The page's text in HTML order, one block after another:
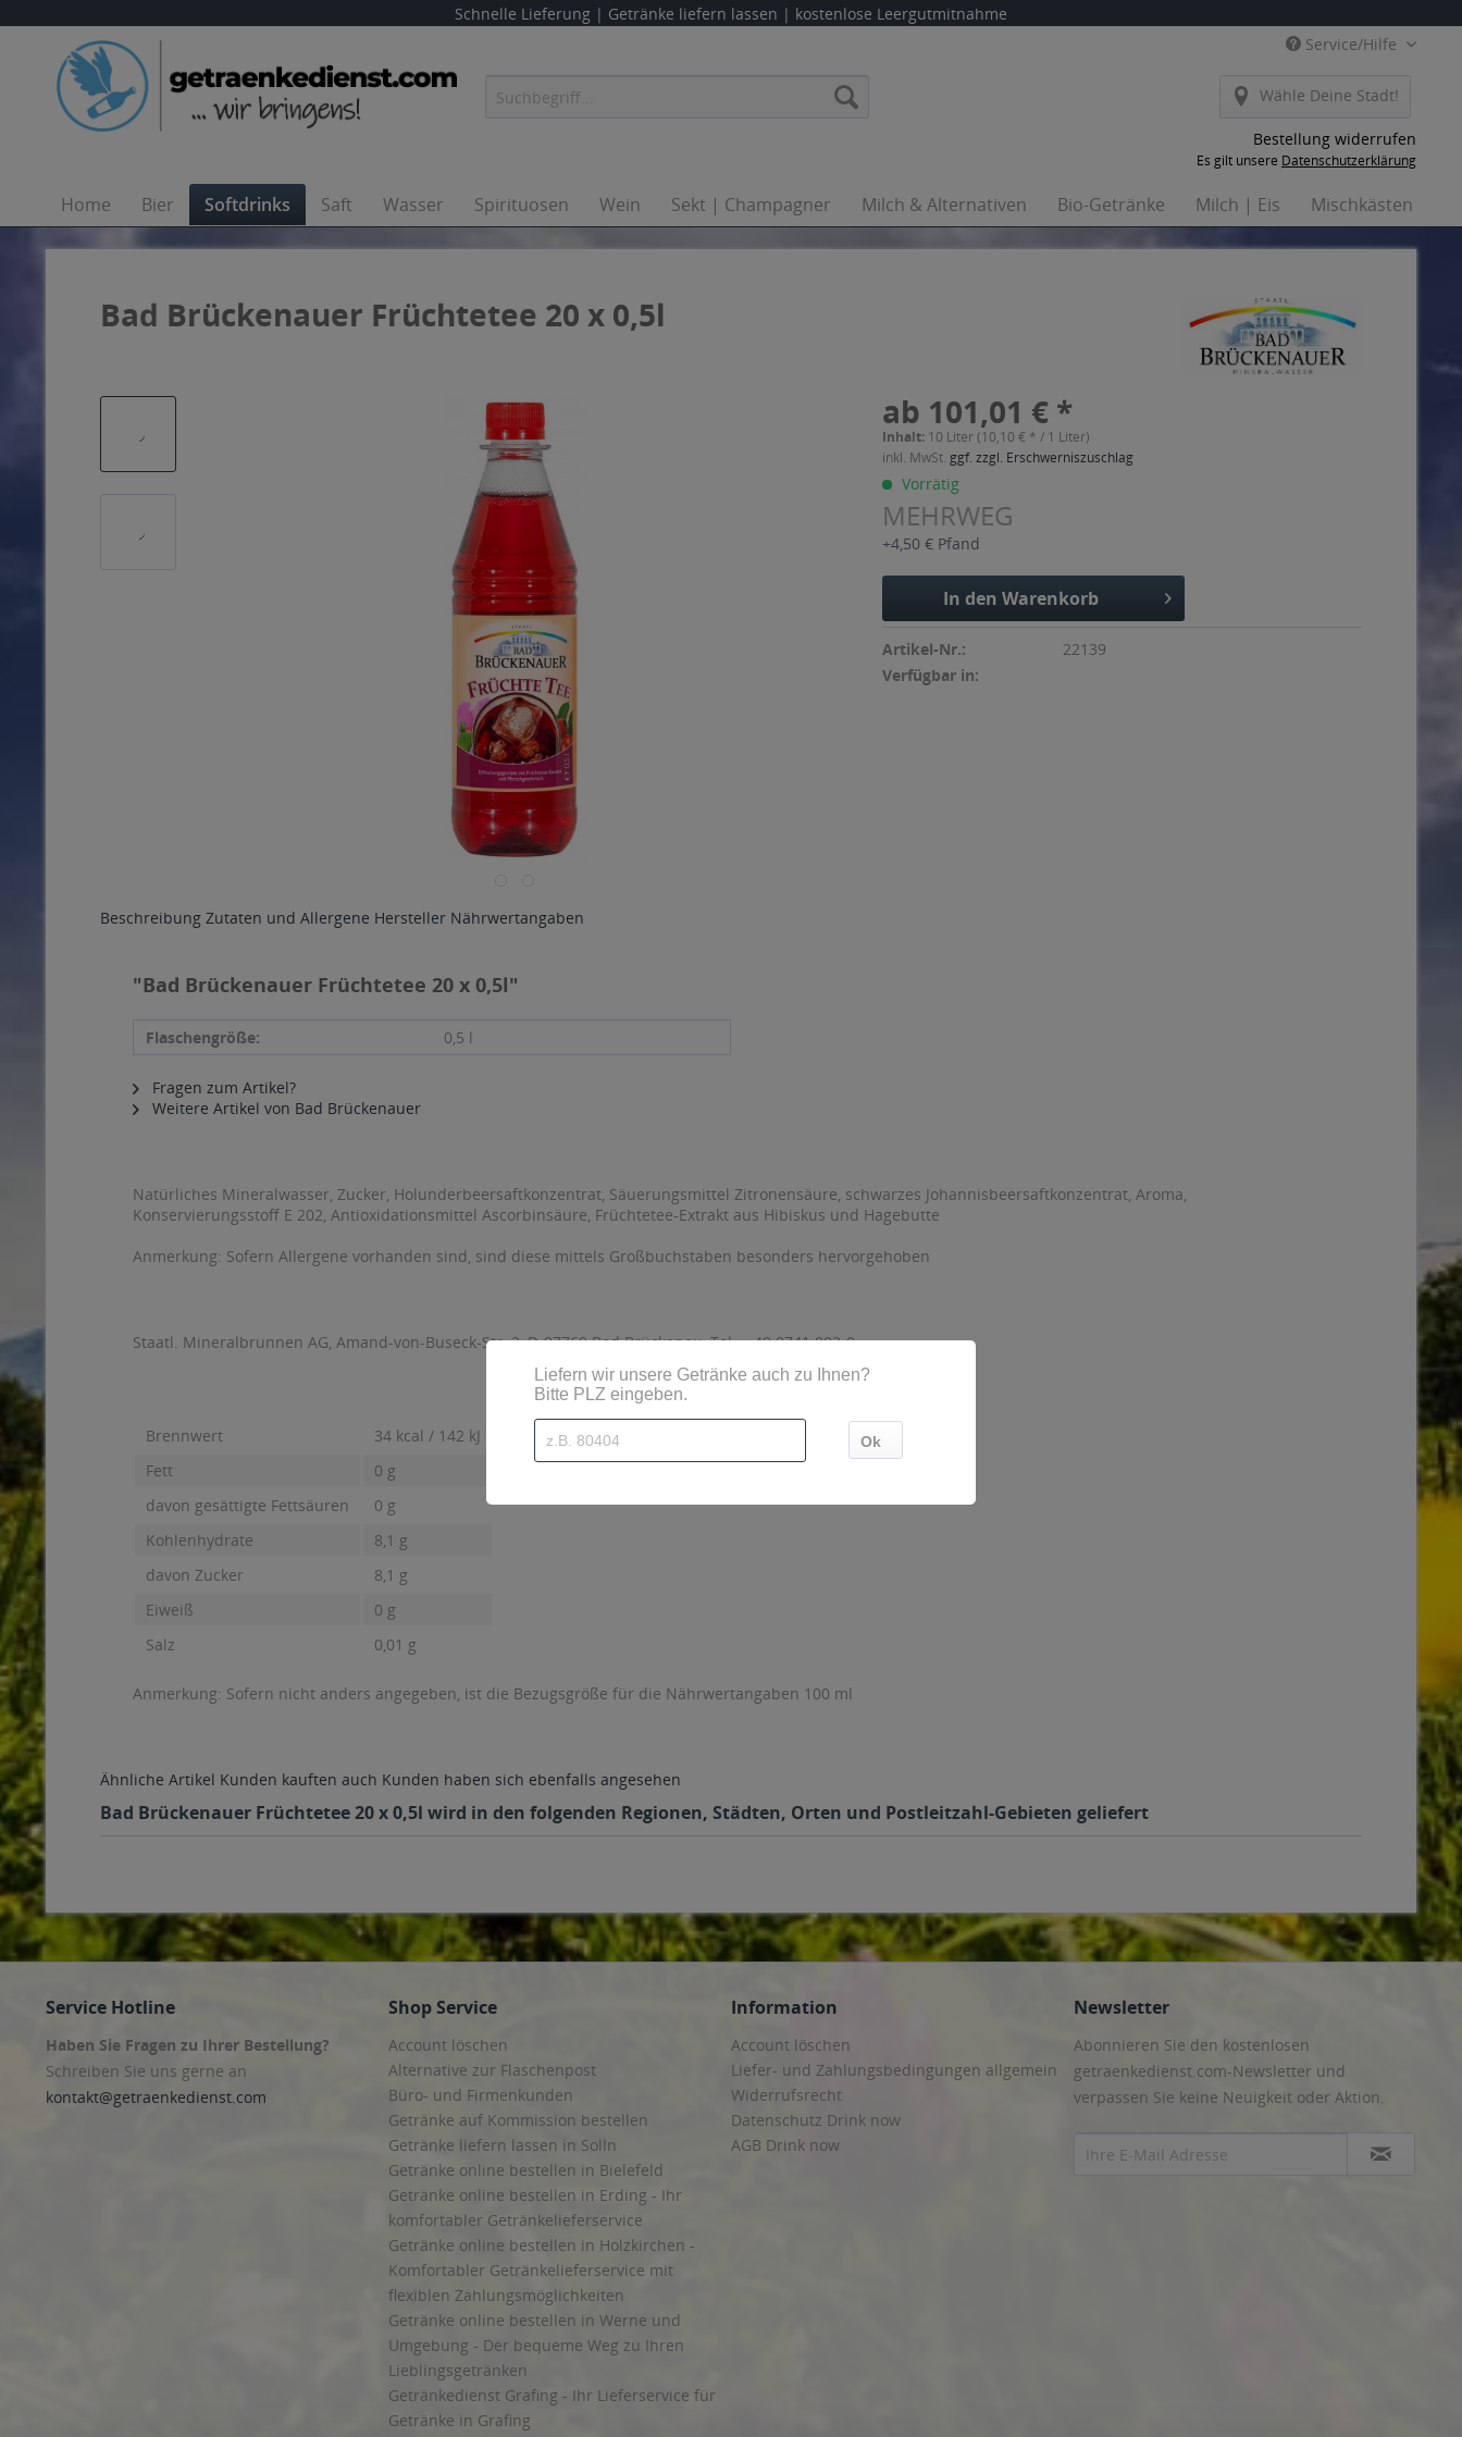
Schnelle Lieferung | Getränke liefern lassen | kostenlose Leergutmitnahme
Service/Hilfe
Wähle Deine Stadt!
Bestellung widerrufen
Es gilt unsere Datenschutzerklärung
Home Bier Softdrinks Saft Wasser Spirituosen Wein Sekt | Champagner Milch & Alternativen Bio-Getränke Milch | Eis Mischkästen
Bad Brückenauer Früchtetee 20 x 0,5l
ab 101,01 € *
Inhalt: 10 Liter (10,10 € * / 1 Liter)
inkl. MwSt. ggf. zzgl. Erschwerniszuschlag
Vorrätig
MEHRWEG
+4,50 € Pfand
In den Warenkorb
Artikel-Nr.:
22139
Verfügbar in:
Beschreibung Zutaten und Allergene Hersteller Nährwertangaben
"Bad Brückenauer Früchtetee 20 x 0,5l"
Flaschengröße: 0,5 l
Fragen zum Artikel?
Weitere Artikel von Bad Brückenauer
Natürliches Mineralwasser, Zucker, Holunderbeersaftkonzentrat, Säuerungsmittel Zitronensäure, schwarzes Johannisbeersaftkonzentrat, Aroma,
Konservierungsstoff E 202, Antioxidationsmittel Ascorbinsäure, Früchtetee-Extrakt aus Hibiskus und Hagebutte
Anmerkung: Sofern Allergene vorhanden sind, sind diese mittels Großbuchstaben besonders hervorgehoben
Staatl. Mineralbrunnen AG, Amand-von-Buseck-Str. 2, D-97769 Bad Brückenau, Tel.: +49 9741 803-0
Brennwert
34 kcal / 142 kJ
Fett
0 g
davon gesättigte Fettsäuren
0 g
Kohlenhydrate
8,1 g
davon Zucker
8,1 g
Eiweiß
0 g
Salz
0,01 g
Anmerkung: Sofern nicht anders angegeben, ist die Bezugsgröße für die Nährwertangaben 100 ml
Ähnliche Artikel Kunden kauften auch Kunden haben sich ebenfalls angesehen
Bad Brückenauer Früchtetee 20 x 0,5l wird in den folgenden Regionen, Städten, Orten und Postleitzahl-Gebieten geliefert
Service Hotline
Haben Sie Fragen zu Ihrer Bestellung?
Schreiben Sie uns gerne an
kontakt@getraenkedienst.com
Shop Service
Account löschen
Alternative zur Flaschenpost
Büro- und Firmenkunden
Getränke auf Kommission bestellen
Getränke liefern lassen in Solln
Getränke online bestellen in Bielefeld
Getränke online bestellen in Erding - Ihr
komfortabler Getränkelieferservice
Getränke online bestellen in Holzkirchen -
Komfortabler Getränkelieferservice mit
flexiblen Zahlungsmöglichkeiten
Getränke online bestellen in Werne und
Umgebung - Der bequeme Weg zu Ihren
Lieblingsgetränken
Getränkedienst Grafing - Ihr Lieferservice für
Getränke in Grafing
Information
Account löschen
Liefer- und Zahlungsbedingungen allgemein
Widerrufsrecht
Datenschutz Drink now
AGB Drink now
Newsletter
Abonnieren Sie den kostenlosen
getraenkedienst.com-Newsletter und
verpassen Sie keine Neuigkeit oder Aktion.